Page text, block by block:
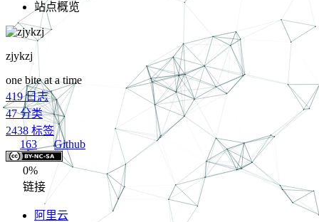
站点概览
zjykzj
one bite at a time
419 日志
47 分类
2438 标签
163
Github
0%
链接
阿里云